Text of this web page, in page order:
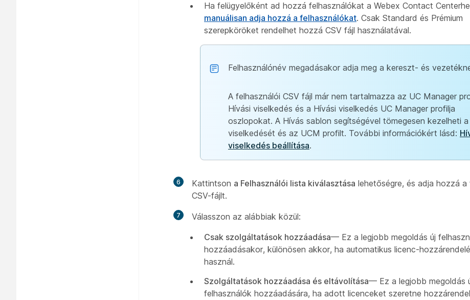
Ha felügyelőként ad hozzá felhasználókat a Webex Contact
manuálisan adja hozzá a felhasználókat. Csak Standard és Prémium
szerepköröket rendelhet hozzá CSV fájl használatával.
Felhasználónév megadásakor adja meg a kereszt- és
A felhasználói CSV fájl már nem tartalmazza az UC Manager
Hívási viselkedés és a Hívási viselkedés UC Manager profilja
oszlopokat. A Hívás sablon segítségével tömegesen kezelheti a
viselkedését és az UCM profilt. További információkért lásd:
viselkedés beállítása.
6 Kattintson a Felhasználói lista kiválasztása lehetőségre, és adja hozzá
CSV-fájlt.
7
Válasszon az alábbiak közül:
Csak szolgáltatások hozzáadása— Ez a legjobb megoldás új
hozzáadásakor, különösen akkor, ha automatikus licenc-
használ.
Szolgáltatások hozzáadása és eltávolítása— Ez a legjobb megoldás
felhasználók hozzáadására, ha adott licenceket szeretne